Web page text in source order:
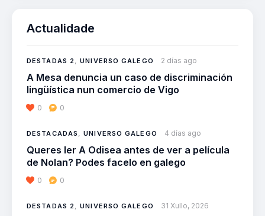
Actualidade
DESTADAS 2,UNIVERSO GALEGO 2 días ago
A Mesa denuncia un caso de discriminación
lingüística nun comercio de Vigo
0 0
DESTACADAS ,UNIVERSO GALEGO 4 días ago
Queres ler A Odisea antes de ver a película
de Nolan? Podes facelo en galego
0 0
DESTADAS 2,UNIVERSO GALEGO 31 Xullo, 2026